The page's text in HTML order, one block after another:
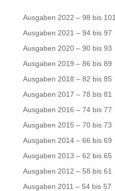
Ausgaben 2022 – 98 bis 101
Ausgaben 2021 – 94 bis 97
Ausgaben 2020 – 90 bis 93
Ausgaben 2019 – 86 bis 89
Ausgaben 2018 – 82 bis 85
Ausgaben 2017 – 78 bis 81
Ausgaben 2016 – 74 bis 77
Ausgaben 2015 – 70 bis 73
Ausgaben 2014 – 66 bis 69
Ausgaben 2013 – 62 bis 65
Ausgaben 2012 – 58 bis 61
Ausgaben 2011 – 54 bis 57